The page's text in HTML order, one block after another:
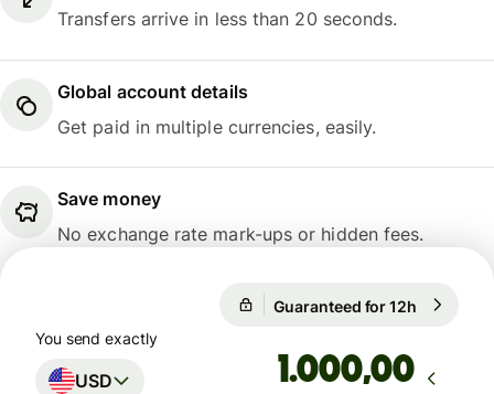
Transfers arrive in less than 20 seconds.
Global account details
Get paid in multiple currencies, easily.
Save money
No exchange rate mark-ups or hidden fees.
Guaranteed for 12h
You send exactly
USD ,00